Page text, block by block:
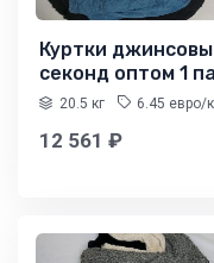
Куртки
секонд оптом 1
20.5 кг 6.45 евро/
12 561 ₽